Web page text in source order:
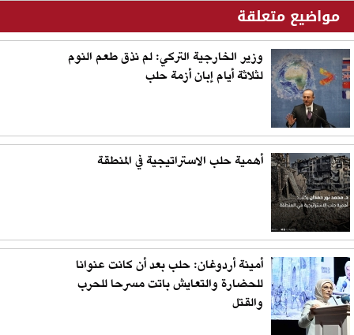
مواضيع متعلقة
وزير الخارجية التركي: لم نذق طعم النوم
لثلاثة أيام إبان أزمة حلب
أهمية حلب الاستراتيجية في المنطقة
أمينة أردوغان: حلب بعد أن كانت عنوانا
للحضارة والتعايش باتت مسرحا للحرب
والقتل